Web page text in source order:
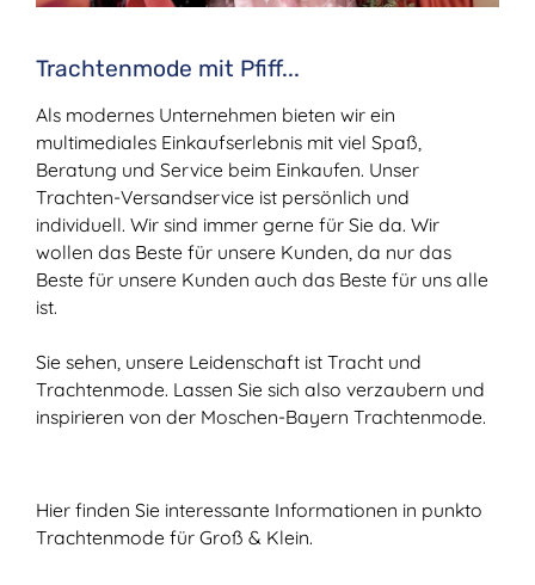
Trachtenmode mit Pfiff...
Als modernes Unternehmen bieten wir ein
multimediales Einkaufserlebnis mit viel Spaß,
Beratung und Service beim Einkaufen. Unser
Trachten-Versandservice ist persönlich und
individuell. Wir sind immer gerne für Sie da. Wir
wollen das Beste für unsere Kunden, da nur das
Beste für unsere Kunden auch das Beste für uns alle
ist.
Sie sehen, unsere Leidenschaft ist Tracht und
Trachtenmode. Lassen Sie sich also verzaubern und
inspirieren von der Moschen-Bayern Trachtenmode.
Hier finden Sie interessante Informationen in punkto
Trachtenmode für Groß & Klein.